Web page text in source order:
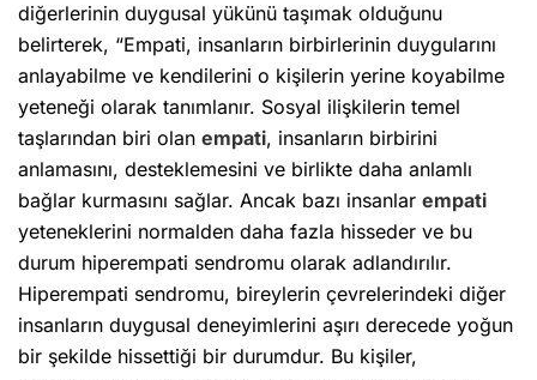
diğerlerinin duygusal yükünü taşımak olduğunu
belirterek, “Empati, insanların birbirlerinin duygularını
anlayabilme ve kendilerini o kişilerin yerine koyabilme
yeteneği olarak tanımlanır. Sosyal ilişkilerin temel
taşlarından biri olan empati, insanların birbirini
anlamasını, desteklemesini ve birlikte daha anlamlı
bağlar kurmasını sağlar. Ancak bazı insanlar empati
yeteneklerini normalden daha fazla hisseder ve bu
durum hiperempati sendromu olarak adlandırılır.
Hiperempati sendromu, bireylerin çevrelerindeki diğer
insanların duygusal deneyimlerini aşırı derecede yoğun
bir şekilde hissettiği bir durumdur. Bu kişiler,